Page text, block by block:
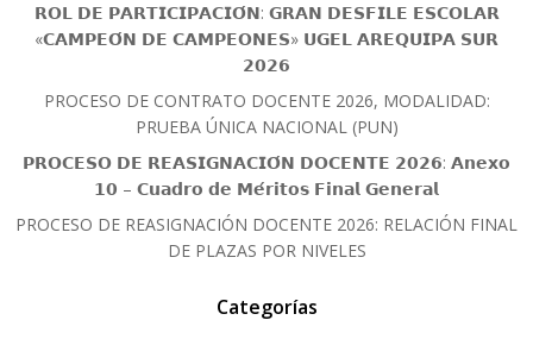
𝗥𝗢𝗟 𝗗𝗘 𝗣𝗔𝗥𝗧𝗜𝗖𝗜𝗣𝗔𝗖𝗜𝗢́𝗡: 𝗚𝗥𝗔𝗡 𝗗𝗘𝗦𝗙𝗜𝗟𝗘 𝗘𝗦𝗖𝗢𝗟𝗔𝗥
«𝗖𝗔𝗠𝗣𝗘𝗢́𝗡 𝗗𝗘 𝗖𝗔𝗠𝗣𝗘𝗢𝗡𝗘𝗦» 𝗨𝗚𝗘𝗟 𝗔𝗥𝗘𝗤𝗨𝗜𝗣𝗔 𝗦𝗨𝗥
𝟮𝟬𝟮𝟲
PROCESO DE CONTRATO DOCENTE 2026, MODALIDAD:
PRUEBA ÚNICA NACIONAL (PUN)
𝗣𝗥𝗢𝗖𝗘𝗦𝗢 𝗗𝗘 𝗥𝗘𝗔𝗦𝗜𝗚𝗡𝗔𝗖𝗜𝗢́𝗡 𝗗𝗢𝗖𝗘𝗡𝗧𝗘 𝟮𝟬𝟮𝟲: 𝗔𝗻𝗲𝘅𝗼
𝟭𝟬 – 𝗖𝘂𝗮𝗱𝗿𝗼 𝗱𝗲 𝗠𝗲́𝗿𝗶𝘁𝗼𝘀 𝗙𝗶𝗻𝗮𝗹 𝗚𝗲𝗻𝗲𝗿𝗮𝗹
PROCESO DE REASIGNACIÓN DOCENTE 2026: RELACIÓN FINAL
DE PLAZAS POR NIVELES
Categorías